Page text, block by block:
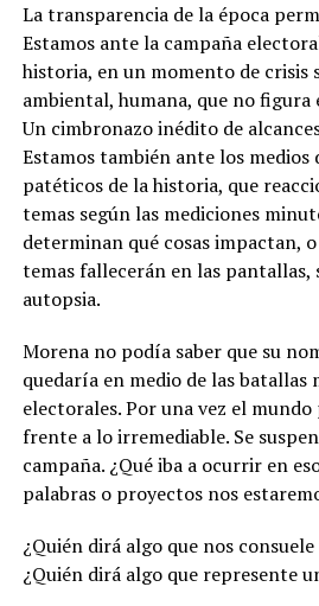
La transparencia de la época
Estamos ante la campaña
historia, en un momento de crisis
ambiental, humana, que no figura
Un cimbronazo inédito de
Estamos también ante los medios
patéticos de la historia, que
temas según las mediciones
determinan qué cosas impactan,
temas fallecerán en las pantallas,
autopsia.
Morena no podía saber que su
quedaría en medio de las batallas
electorales. Por una vez el
frente a lo irremediable. Se
campaña. ¿Qué iba a ocurrir en
palabras o proyectos nos
¿Quién dirá algo que nos
¿Quién dirá algo que represente